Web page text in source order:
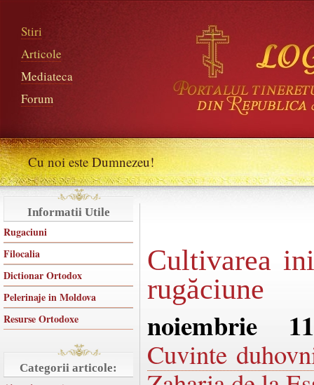
Stiri
Articole
Mediateca
Forum
Cu noi este Dumnezeu!
Informatii Utile
Rugaciuni
Filocalia
Dictionar Ortodox
Pelerinaje in Moldova
Resurse Ortodoxe
Categorii articole:
Cultivarea
rugăciune
noiembrie
Cuvinte